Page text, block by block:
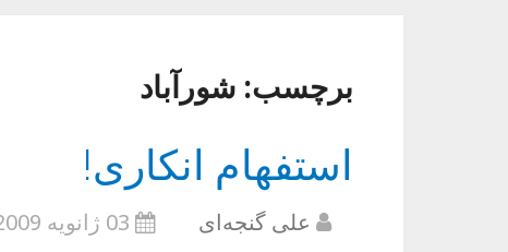
برچسب: شورآباد
استفهام انکاری!
علی گنجه‌ای 03 ژانویه 2009